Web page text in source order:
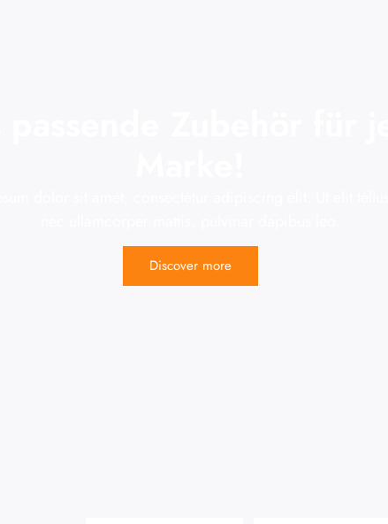
Discover more